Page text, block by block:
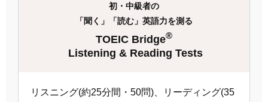
初・中級者の
「聞く」「読む」英語力を測る
TOEIC Bridge®
Listening & Reading Tests
リスニング(約25分間・50問)、リーディング(35